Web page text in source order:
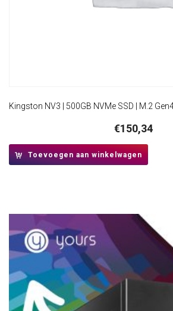
€150,34
Toevoegen aan winkelwagen